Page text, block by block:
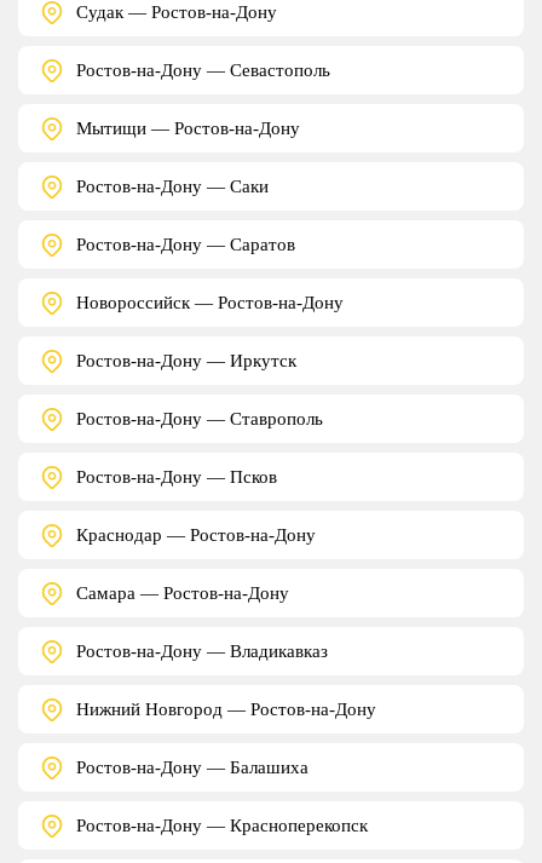
Судак — Ростов-на-Дону
Ростов-на-Дону — Севастополь
Мытищи — Ростов-на-Дону
Ростов-на-Дону — Саки
Ростов-на-Дону — Саратов
Новороссийск — Ростов-на-Дону
Ростов-на-Дону — Иркутск
Ростов-на-Дону — Ставрополь
Ростов-на-Дону — Псков
Краснодар — Ростов-на-Дону
Самара — Ростов-на-Дону
Ростов-на-Дону — Владикавказ
Нижний Новгород — Ростов-на-Дону
Ростов-на-Дону — Балашиха
Ростов-на-Дону — Красноперекопск